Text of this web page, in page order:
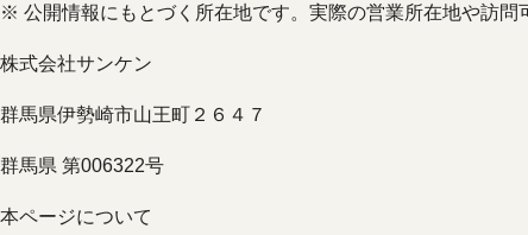
※ 公開情報にもとづく所在地です。実際の営業所在地や訪問
株式会社サンケン
群馬県伊勢崎市山王町２６４７
群馬県 第006322号
本ページについて